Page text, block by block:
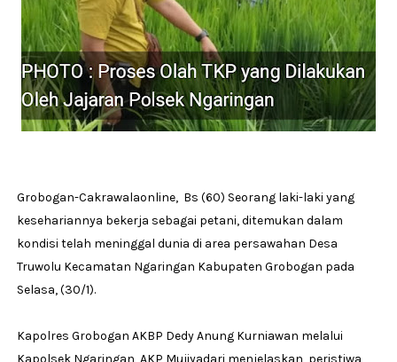
Grobogan-Cakrawalaonline, Bs (60) Seorang laki-laki yang
kesehariannya bekerja sebagai petani, ditemukan dalam
kondisi telah meninggal dunia di area persawahan Desa
Truwolu Kecamatan Ngaringan Kabupaten Grobogan pada
Selasa, (30/1).
Kapolres Grobogan AKBP Dedy Anung Kurniawan melalui